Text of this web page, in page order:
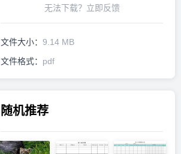
无法下载？ 立即反馈
文件大小： 9.14 MB
文件格式： pdf
随机推荐